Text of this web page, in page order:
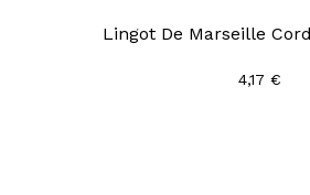
Lingot De Marseille
4,17 €